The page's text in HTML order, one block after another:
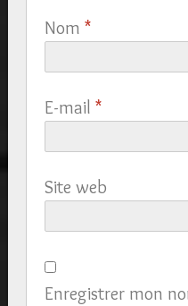
Nom *
E-mail *
Site web
Enregistrer mon